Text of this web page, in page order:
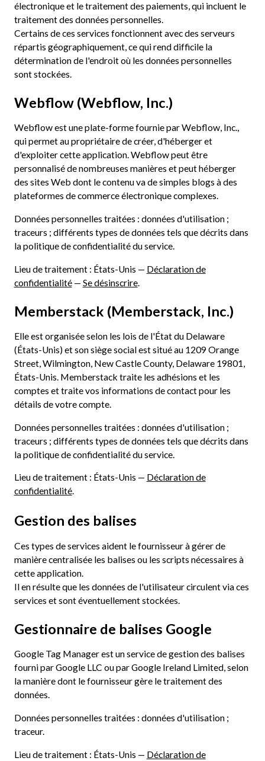
électronique et le traitement des paiements, qui incluent le
traitement des données personnelles.
Certains de ces services fonctionnent avec des serveurs
répartis géographiquement, ce qui rend difficile la
détermination de l'endroit où les données personnelles
sont stockées.
Webflow (Webflow, Inc.)
Webflow est une plate-forme fournie par Webflow, Inc.,
qui permet au propriétaire de créer, d'héberger et
d'exploiter cette application. Webflow peut être
personnalisé de nombreuses manières et peut héberger
des sites Web dont le contenu va de simples blogs à des
plateformes de commerce électronique complexes.
Données personnelles traitées : données d'utilisation ;
traceurs ; différents types de données tels que décrits dans
la politique de confidentialité du service.
Lieu de traitement : États-Unis — Déclaration de
confidentialité— Se désinscrire.
Memberstack (Memberstack, Inc.)
Elle est organisée selon les lois de l'État du Delaware
(États-Unis) et son siège social est situé au 1209 Orange
Street, Wilmington, New Castle County, Delaware 19801,
États-Unis. Memberstack traite les adhésions et les
comptes et traite vos informations de contact pour les
détails de votre compte.
Données personnelles traitées : données d'utilisation ;
traceurs ; différents types de données tels que décrits dans
la politique de confidentialité du service.
Lieu de traitement : États-Unis — Déclaration de
confidentialité.
Gestion des balises
Ces types de services aident le fournisseur à gérer de
manière centralisée les balises ou les scripts nécessaires à
cette application.
Il en résulte que les données de l'utilisateur circulent via ces
services et sont éventuellement stockées.
Gestionnaire de balises Google
Google Tag Manager est un service de gestion des balises
fourni par Google LLC ou par Google Ireland Limited, selon
la manière dont le fournisseur gère le traitement des
données.
Données personnelles traitées : données d'utilisation ;
traceur.
Lieu de traitement : États-Unis — Déclaration de